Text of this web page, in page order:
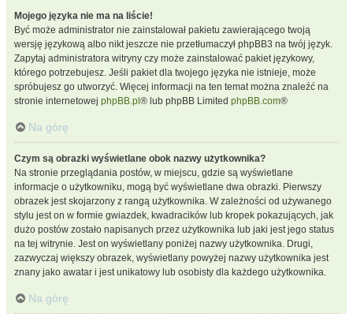
Mojego języka nie ma na liście!
Być może administrator nie zainstalował pakietu zawierającego twoją
wersję językową albo nikt jeszcze nie przetłumaczył phpBB3 na twój język.
Zapytaj administratora witryny czy może zainstalować pakiet językowy,
którego potrzebujesz. Jeśli pakiet dla twojego języka nie istnieje, może
spróbujesz go utworzyć. Więcej informacji na ten temat można znaleźć na
stronie internetowej phpBB.pl ® lub phpBB Limited phpBB.com®
Na górę
Czym są obrazki wyświetlane obok nazwy użytkownika?
Na stronie przeglądania postów, w miejscu, gdzie są wyświetlane
informacje o użytkowniku, mogą być wyświetlane dwa obrazki. Pierwszy
obrazek jest skojarzony z rangą użytkownika. W zależności od używanego
stylu jest on w formie gwiazdek, kwadracików lub kropek pokazujących, jak
dużo postów zostało napisanych przez użytkownika lub jaki jest jego status
na tej witrynie. Jest on wyświetlany poniżej nazwy użytkownika. Drugi,
zazwyczaj większy obrazek, wyświetlany powyżej nazwy użytkownika jest
znany jako awatar i jest unikatowy lub osobisty dla każdego użytkownika.
Na górę